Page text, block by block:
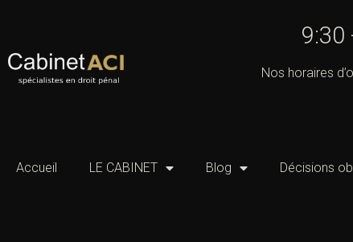
9:30
Nos horaires
Accueil LE CABINET Blog Décisions